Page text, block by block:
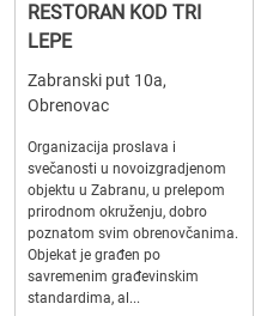
RESTORAN KOD TRI
LEPE
Zabranski put 10a,
Obrenovac
Organizacija proslava i
svečanosti u novoizgradjenom
objektu u Zabranu, u prelepom
prirodnom okruženju, dobro
poznatom svim obrenovčanima.
Objekat je građen po
savremenim građevinskim
standardima, al...